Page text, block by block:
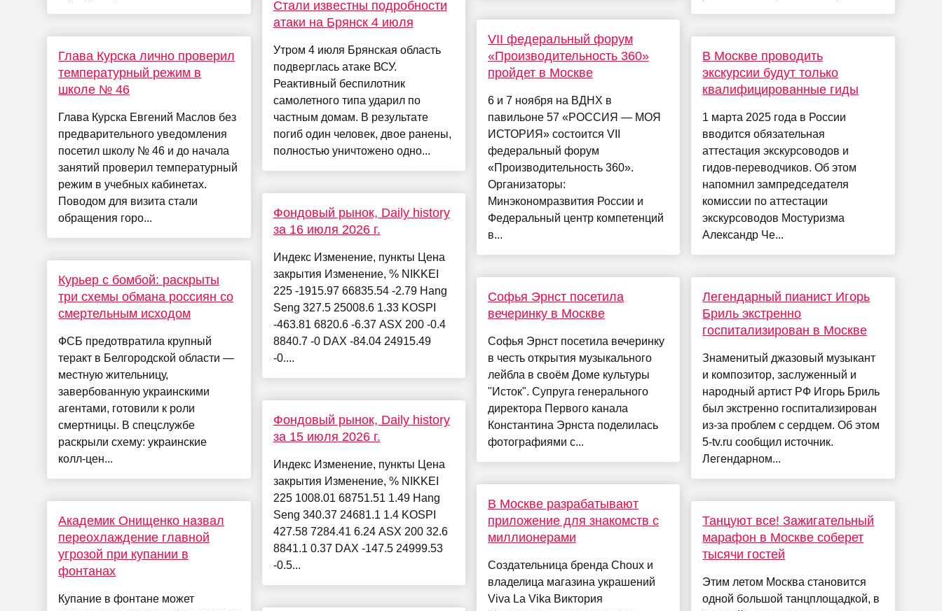
Глава Курска лично проверил
температурный режим в
школе № 46
Глава Курска Евгений Маслов без
предварительного уведомления
посетил школу № 46 и до начала
занятий проверил температурный
режим в учебных кабинетах.
Поводом для визита стали
обращения горо...
Курьер с бомбой: раскрыты
три схемы обмана россиян со
смертельным исходом
ФСБ предотвратила крупный
теракт в Белгородской области —
местную жительницу,
завербованную украинскими
агентами, готовили к роли
смертницы. В спецслужбе
раскрыли схему: украинские
колл‑цен...
Академик Онищенко назвал
переохлаждение главной
угрозой при купании в
фонтанах
Купание в фонтане может
Стали известны подробности
атаки на Брянск 4 июля
Утром 4 июля Брянская область
подверглась атаке ВСУ.
Реактивный беспилотник
самолетного типа ударил по
частным домам. В результате
погиб один человек, двое ранены,
полностью уничтожено одно...
Фондовый рынок, Daily history
за 16 июля 2026 г.
Индекс Изменение, пункты Цена
закрытия Изменение, % NIKKEI
225 -1915.97 66835.54 -2.79 Hang
Seng 327.5 25008.6 1.33 KOSPI
-463.81 6820.6 -6.37 ASX 200 -0.4
8840.7 -0 DAX -84.04 24915.49
-0....
Фондовый рынок, Daily history
за 15 июля 2026 г.
Индекс Изменение, пункты Цена
закрытия Изменение, % NIKKEI
225 1008.01 68751.51 1.49 Hang
Seng 340.37 24681.1 1.4 KOSPI
427.58 7284.41 6.24 ASX 200 32.6
8841.1 0.37 DAX -147.5 24999.53
-0.5...
VII федеральный форум
«Производительность 360»
пройдет в Москве
6 и 7 ноября на ВДНХ в
павильоне 57 «РОССИЯ — МОЯ
ИСТОРИЯ» состоится VII
федеральный форум
«Производительность 360».
Организаторы:
Минэкономразвития России и
Федеральный центр компетенций
в...
Софья Эрнст посетила
вечеринку в Москве
Софья Эрнст посетила вечеринку
в честь открытия музыкального
лейбла в своём Доме культуры
"Исток". Супруга генерального
директора Первого канала
Константина Эрнста поделилась
фотографиями с...
В Москве разрабатывают
приложение для знакомств с
миллионерами
Создательница бренда Choux и
владелица магазина украшений
Viva La Vika Виктория
В Москве проводить
экскурсии будут только
квалифицированные гиды
1 марта 2025 года в России
вводится обязательная
аттестация экскурсоводов и
гидов-переводчиков. Об этом
напомнил зампредседателя
комиссии по аттестации
экскурсоводов Мостуризма
Александр Че...
Легендарный пианист Игорь
Бриль экстренно
госпитализирован в Москве
Знаменитый джазовый музыкант
и композитор, заслуженный и
народный артист РФ Игорь Бриль
был экстренно госпитализирован
из-за проблем с сердцем. Об этом
5-tv.ru сообщил источник.
Легендарном...
Танцуют все! Зажигательный
марафон в Москве соберет
тысячи гостей
Этим летом Москва становится
одной большой танцплощадкой, в